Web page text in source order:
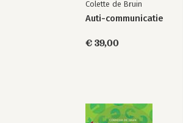
Colette de Bruin
Auti-communicatie
€ 39,00